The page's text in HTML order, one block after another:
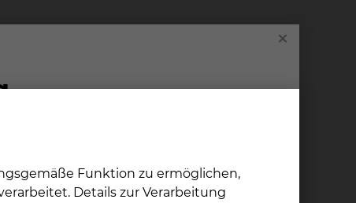
Funktion zu ermöglichen,
Details zur Verarbeitung